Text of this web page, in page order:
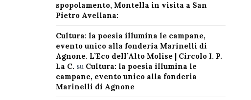
spopolamento, Montella in visita a San
Pietro Avellana:
Cultura: la poesia illumina le campane,
evento unico alla fonderia Marinelli di
Agnone. L’Eco dell’Alto Molise | Circolo I. P.
La C. su Cultura: la poesia illumina le
campane, evento unico alla fonderia
Marinelli di Agnone